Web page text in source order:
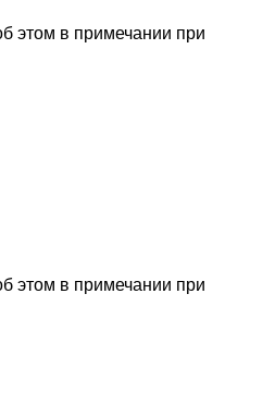
этом в примечании при
этом в примечании при